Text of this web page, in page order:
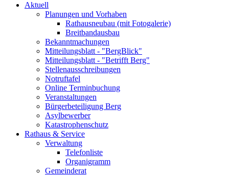
Aktuell
Planungen und Vorhaben
Rathausneubau (mit Fotogalerie)
Breitbandausbau
Bekanntmachungen
Mitteilungsblatt - "BergBlick"
Mitteilungsblatt - "Betrifft Berg"
Stellenausschreibungen
Notruftafel
Online Terminbuchung
Veranstaltungen
Bürgerbeteiligung Berg
Asylbewerber
Katastrophenschutz
Rathaus & Service
Verwaltung
Telefonliste
Organigramm
Gemeinderat